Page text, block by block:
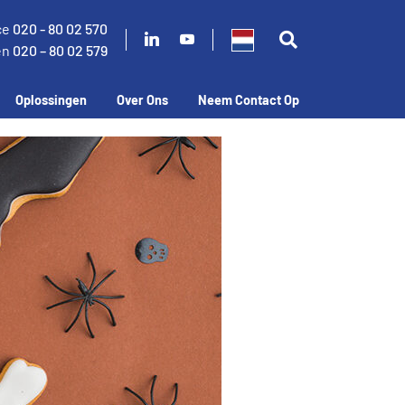
020 - 80 02 570
020 – 80 02 579
Oplossingen Over Ons Neem Contact Op